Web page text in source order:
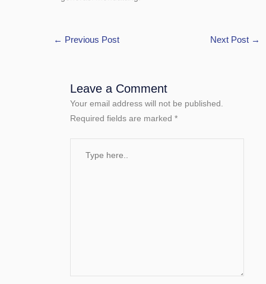
← Previous Post Next Post →
Leave a Comment
Your email address will not be published.
Required fields are marked *
here..